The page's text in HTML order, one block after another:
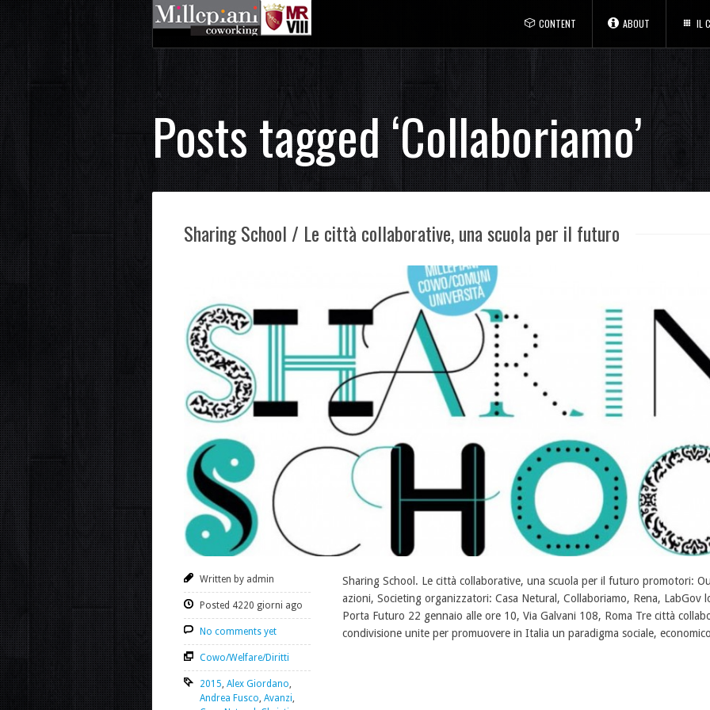
CONTENT ABOUT IL
Posts tagged ‘Collaboriamo’
Sharing School / Le città collaborative, una scuola per il futuro
Written by admin
Posted 4220 giorni ago
No comments yet
Cowo/Welfare/Diritti
2015 Alex Giordano
Andrea Fusco Avanzi
Sharing School. Le città collaborative, una scuola per il futuro promotori:
azioni, Societing organizzatori: Casa Netural, Collaboriamo, Rena, LabGov
Porta Futuro 22 gennaio alle ore 10, Via Galvani 108, Roma Tre città
condivisione unite per promuovere in Italia un paradigma sociale,